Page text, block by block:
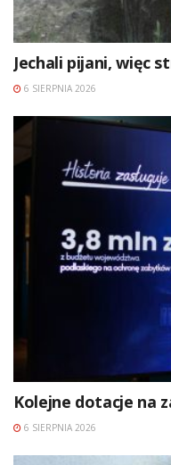
Jechali pijani, więc
6 SIERPNIA 2026
Kolejne dotacje na
6 SIERPNIA 2026